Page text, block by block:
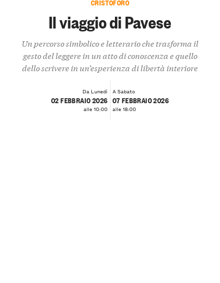
CRISTOFORO
Il viaggio di Pavese
Un percorso simbolico e letterario che trasforma il
gesto del leggere in un atto di conoscenza e quello
dello scrivere in un’esperienza di libertà interiore
Da Lunedì
02 FEBBRAIO 2026
alle 10:00
A Sabato
07 FEBBRAIO 2026
alle 18:00